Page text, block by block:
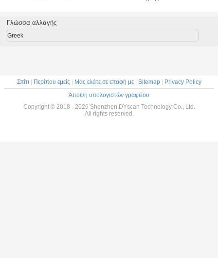
αναγνώστης QR
Γλώσσα αλλαγής
Greek
Σπίτι Περίπου εμείς Μας ελάτε σε επαφή με| Sitemap|
Privacy Policy
Άποψη υπολογιστών γραφείου
Copyright © 2018 - 2026 Shenzhen DYscan Technology Co., Ltd.
All rights reserved.